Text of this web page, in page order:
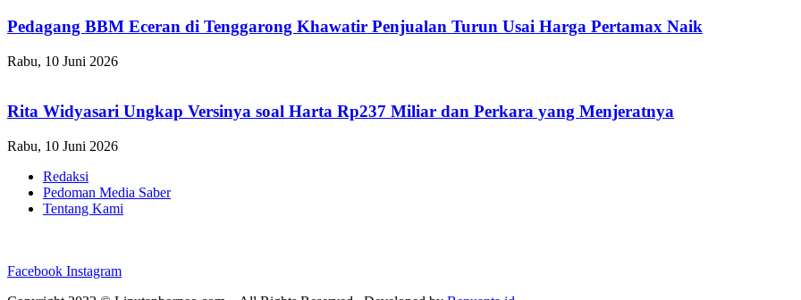
Pedagang BBM Eceran di Tenggarong Khawatir Penjualan Turun Usai Harga Pertamax Naik
Rabu, 10 Juni 2026
Rita Widyasari Ungkap Versinya soal Harta Rp237 Miliar dan Perkara yang Menjeratnya
Rabu, 10 Juni 2026
Redaksi
Pedoman Media Saber
Tentang Kami
Facebook Instagram